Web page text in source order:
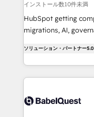
across ChatGPT,
Google AI Overviews. HubSpot Impact
Customer First
Migration Excellence
Platform Excellence 40+ full-time HubSpot
professionals. 100s of certifications and
インストール数10件未満
HubSpot getting
migrations, AI, governance. We
Welcome to our Profile!
implementation,
training • CRM
custom API
ソリューション・パートナー5.0